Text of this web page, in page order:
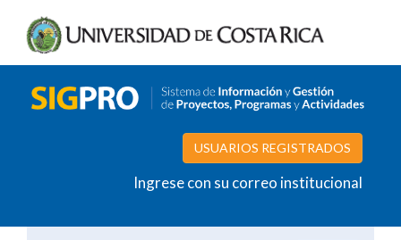
USUARIOS REGISTRADOS
Ingrese con su correo institucional